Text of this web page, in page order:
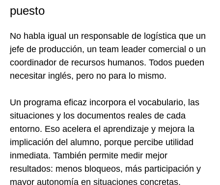
puesto
No habla igual un responsable de logística que un
jefe de producción, un team leader comercial o un
coordinador de recursos humanos. Todos pueden
necesitar inglés, pero no para lo mismo.
Un programa eficaz incorpora el vocabulario, las
situaciones y los documentos reales de cada
entorno. Eso acelera el aprendizaje y mejora la
implicación del alumno, porque percibe utilidad
inmediata. También permite medir mejor
resultados: menos bloqueos, más participación y
mayor autonomía en situaciones concretas.